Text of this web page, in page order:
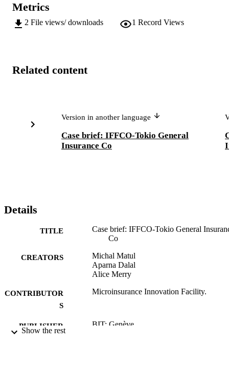
Metrics
2 File views/ downloads 1 Record Views
Related content
Version in another language
Case brief: IFFCO-Tokio General
Insurance Co
Details
TITLE
Case brief: IFFCO-Tokio General
Co
CREATORS
Michal Matul
Aparna Dalal
Alice Merry
CONTRIBUTOR
S
Microinsurance Innovation Facility.
PUBLISHER BIT; Genève
Show the rest